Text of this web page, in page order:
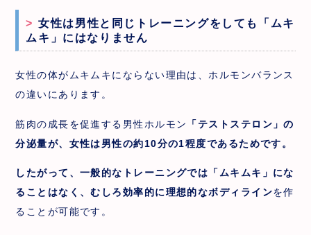
女性は男性と同じトレーニングをしても「ムキ
ムキ」にはなりません
女性の体がムキムキにならない理由は、ホルモンバランス
の違いにあります。
筋肉の成長を促進する男性ホルモン
「テストステロン」の
分泌量が、女性は男性の約10分の1程度であるためです。
したがって、一般的なトレーニングでは「ムキムキ」にな
ることはなく、むしろ効率的に理想的なボディラインを作
ることが可能です。